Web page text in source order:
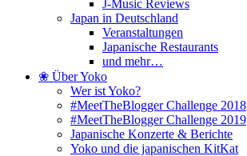
J-Music Reviews
Japan in Deutschland
Veranstaltungen
Japanische Restaurants
und mehr…
❀ Über Yoko
Wer ist Yoko?
#MeetTheBlogger Challenge 2018
#MeetTheBlogger Challenge 2019
Japanische Konzerte & Berichte
Yoko und die japanischen KitKat